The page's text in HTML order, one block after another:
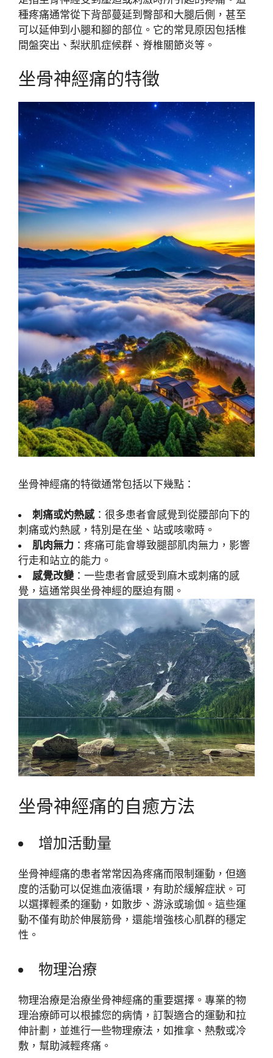
種疼痛通常從下背部蔓延到臀部和大腿后側，甚至
可以延伸到小腿和腳的部位。它的常見原因包括椎
間盤突出、梨狀肌症候群、脊椎關節炎等。
坐骨神經痛的特徵
坐骨神經痛的特徵通常包括以下幾點：
刺痛或灼熱感：很多患者會感覺到從腰部向下的
刺痛或灼熱感，特別是在坐、站或咳嗽時。
肌肉無力 ：疼痛可能會導致腿部肌肉無力，影響
行走和站立的能力。
感覺改變 ：一些患者會感受到麻木或刺痛的感
覺，這通常與坐骨神經的壓迫有關。
坐骨神經痛的自癒方法
增加活動量
坐骨神經痛的患者常常因為疼痛而限制運動，但適
度的活動可以促進血液循環，有助於緩解症狀。可
以選擇輕柔的運動，如散步、游泳或瑜伽。這些運
動不僅有助於伸展筋骨，還能增強核心肌群的穩定
性。
物理治療
物理治療是治療坐骨神經痛的重要選擇。專業的物
理治療師可以根據您的病情，訂製適合的運動和拉
伸計劃，並進行一些物理療法，如推拿、熱敷或冷
敷，幫助減輕疼痛。